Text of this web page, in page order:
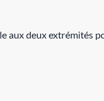
aux deux extrémités